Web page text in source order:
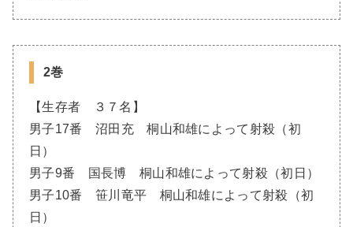
2巻
【生存者 ３７名】
男子17番 沼田充 桐山和雄によって射殺（初
日）
男子9番 国長博 桐山和雄によって射殺（初日）
男子10番 笹川竜平 桐山和雄によって射殺（初
日）